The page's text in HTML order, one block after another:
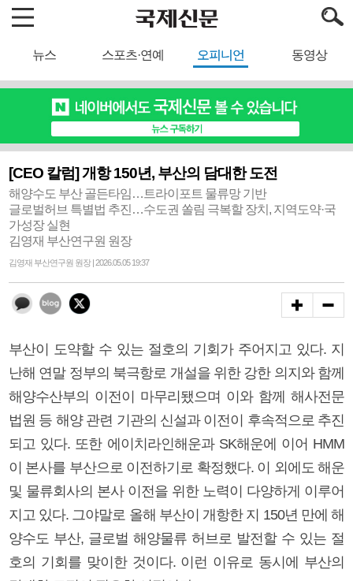
뉴스 스포츠·연예 오피니언 동영상
[CEO 칼럼] 개항 150년, 부산의 담대한 도전
해양수도 부산 골든타임…트라이포트 물류망 기반
글로벌허브 특별법 추진…수도권 쏠림 극복할 장치, 지역도약·국
가성장 실현
김영재 부산연구원 원장
김영재 부산연구원 원장 | 2026.05.05 19:37
부산이 도약할 수 있는 절호의 기회가 주어지고 있다. 지
난해 연말 정부의 북극항로 개설을 위한 강한 의지와 함께
해양수산부의 이전이 마무리됐으며 이와 함께 해사전문
법원 등 해양 관련 기관의 신설과 이전이 후속적으로 추진
되고 있다. 또한 에이치라인해운과 SK해운에 이어 HMM
이 본사를 부산으로 이전하기로 확정했다. 이 외에도 해운
및 물류회사의 본사 이전을 위한 노력이 다양하게 이루어
지고 있다. 그야말로 올해 부산이 개항한 지 150년 만에 해
양수도 부산, 글로벌 해양물류 허브로 발전할 수 있는 절
호의 기회를 맞이한 것이다. 이런 이유로 동시에 부산의